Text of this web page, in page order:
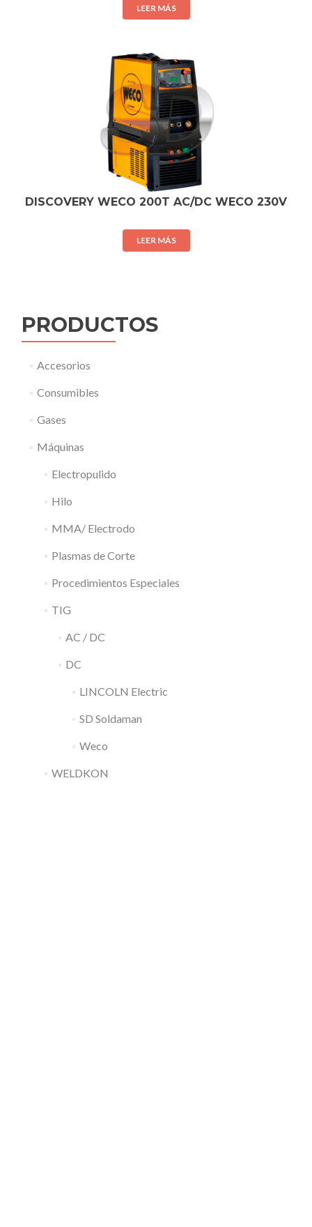
LEER MÁS
DISCOVERY WECO 200T AC/DC WECO 230V
LEER MÁS
PRODUCTOS
Accesorios
Consumibles
Gases
Máquinas
Electropulido
Hilo
MMA/ Electrodo
Plasmas de Corte
Procedimientos Especiales
TIG
AC / DC
DC
LINCOLN Electric
SD Soldaman
Weco
WELDKON